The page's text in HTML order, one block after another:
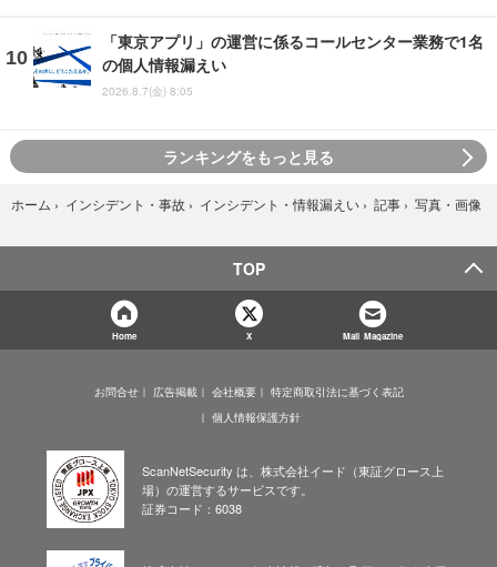
「東京アプリ」の運営に係るコールセンター業務で1名
の個人情報漏えい
2026.8.7(金) 8:05
ランキングをもっと見る
ホーム › インシデント・事故 › インシデント・情報漏えい › 記事 › 写真・画像
TOP
Home X Mail Magazine
お問合せ 広告掲載 会社概要
特定商取引法に基づく表記
個人情報保護方針
ScanNetSecurity は、株式会社イード（東証グロース上
場）の運営するサービスです。
証券コード：6038